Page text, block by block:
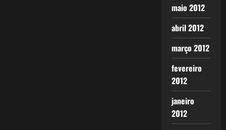
maio 2012
abril 2012
março 2012
fevereiro
2012
janeiro
2012